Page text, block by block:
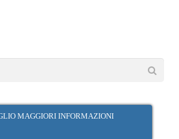
MAGGIORI INFORMAZIONI